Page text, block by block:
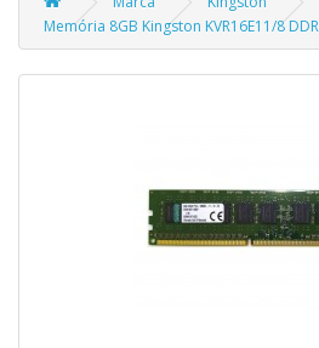
Memória 8GB Kingston KVR16E11/8